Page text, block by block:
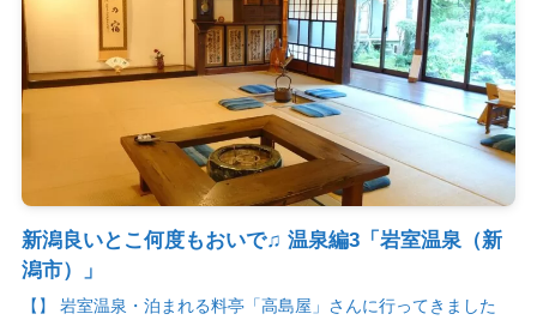
新潟良いとこ何度もおいで♫ 温泉編3「岩室温泉（新
潟市）」
【】 岩室温泉・泊まれる料亭「高島屋」さんに行ってきました